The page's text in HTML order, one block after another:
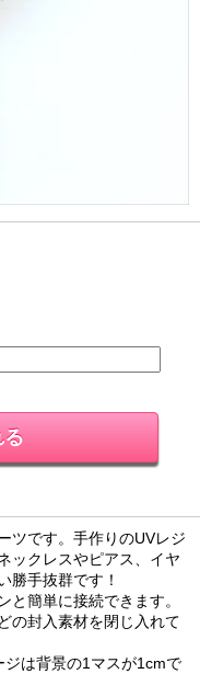
ツです。手作りのUVレジ
ックレスやピアス、イヤ
勝手抜群です！
と簡単に接続できます。
の封入素材を閉じ入れて
ジは背景の1マスが1cmで